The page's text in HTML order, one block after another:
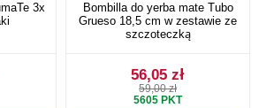
3x
Bombilla do yerba mate Tubo
Grueso 18,5 cm w zestawie ze
szczoteczką
56,05 zł
59,00 zł
5605 PKT